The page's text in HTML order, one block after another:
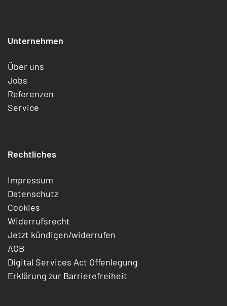
Unternehmen
Über uns
Jobs
Referenzen
Service
Rechtliches
Impressum
Datenschutz
Cookies
Widerrufsrecht
Jetzt kündigen/widerrufen
AGB
Digital Services Act Offenlegung
Erklärung zur Barrierefreiheit